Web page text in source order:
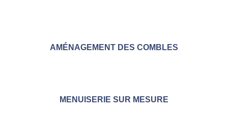
AMÉNAGEMENT DES COMBLES
MENUISERIE SUR MESURE